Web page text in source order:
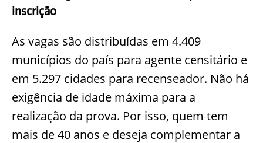
inscrição
As vagas são distribuídas em 4.409
municípios do país para agente censitário e
em 5.297 cidades para recenseador. Não há
exigência de idade máxima para a
realização da prova. Por isso, quem tem
mais de 40 anos e deseja complementar a